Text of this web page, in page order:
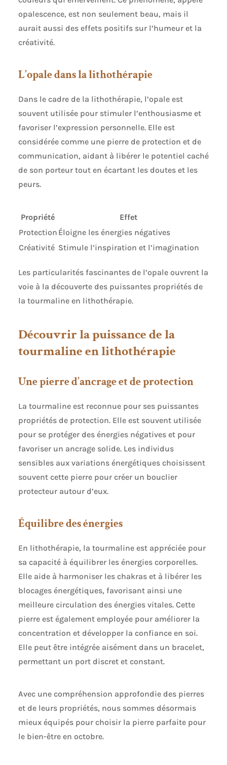
opalescence, est non seulement beau, mais il
aurait aussi des effets positifs sur l’humeur et la
créativité.
L’opale dans la lithothérapie
Dans le cadre de la lithothérapie, l’opale est
souvent utilisée pour stimuler l’enthousiasme et
favoriser l’expression personnelle. Elle est
considérée comme une pierre de protection et de
communication, aidant à libérer le potentiel caché
de son porteur tout en écartant les doutes et les
peurs.
Propriété
Effet
Protection Éloigne les énergies négatives
Créativité Stimule l’inspiration et l’imagination
Les particularités fascinantes de l’opale ouvrent la
voie à la découverte des puissantes propriétés de
la tourmaline en lithothérapie.
Découvrir la puissance de la
tourmaline en lithothérapie
Une pierre d’ancrage et de protection
La tourmaline est reconnue pour ses puissantes
propriétés de protection. Elle est souvent utilisée
pour se protéger des énergies négatives et pour
favoriser un ancrage solide. Les individus
sensibles aux variations énergétiques choisissent
souvent cette pierre pour créer un bouclier
protecteur autour d’eux.
Équilibre des énergies
En lithothérapie, la tourmaline est appréciée pour
sa capacité à équilibrer les énergies corporelles.
Elle aide à harmoniser les chakras et à libérer les
blocages énergétiques, favorisant ainsi une
meilleure circulation des énergies vitales. Cette
pierre est également employée pour améliorer la
concentration et développer la confiance en soi.
Elle peut être intégrée aisément dans un bracelet,
permettant un port discret et constant.
Avec une compréhension approfondie des pierres
et de leurs propriétés, nous sommes désormais
mieux équipés pour choisir la pierre parfaite pour
le bien-être en octobre.